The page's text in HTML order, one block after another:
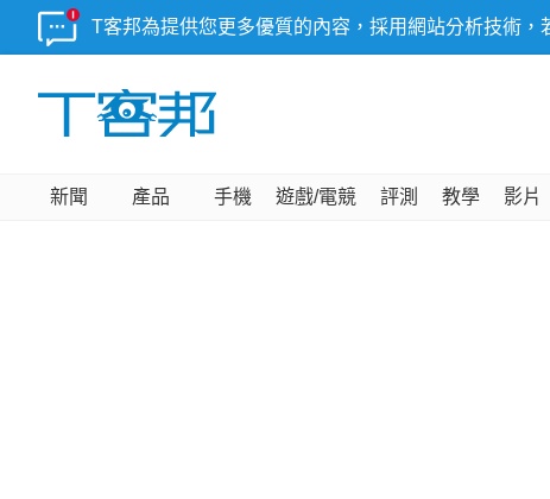
T客邦為提供您更多優質的內容，採用網站分析技術
新聞 產品 手機 遊戲/電競 評測 教學 影片